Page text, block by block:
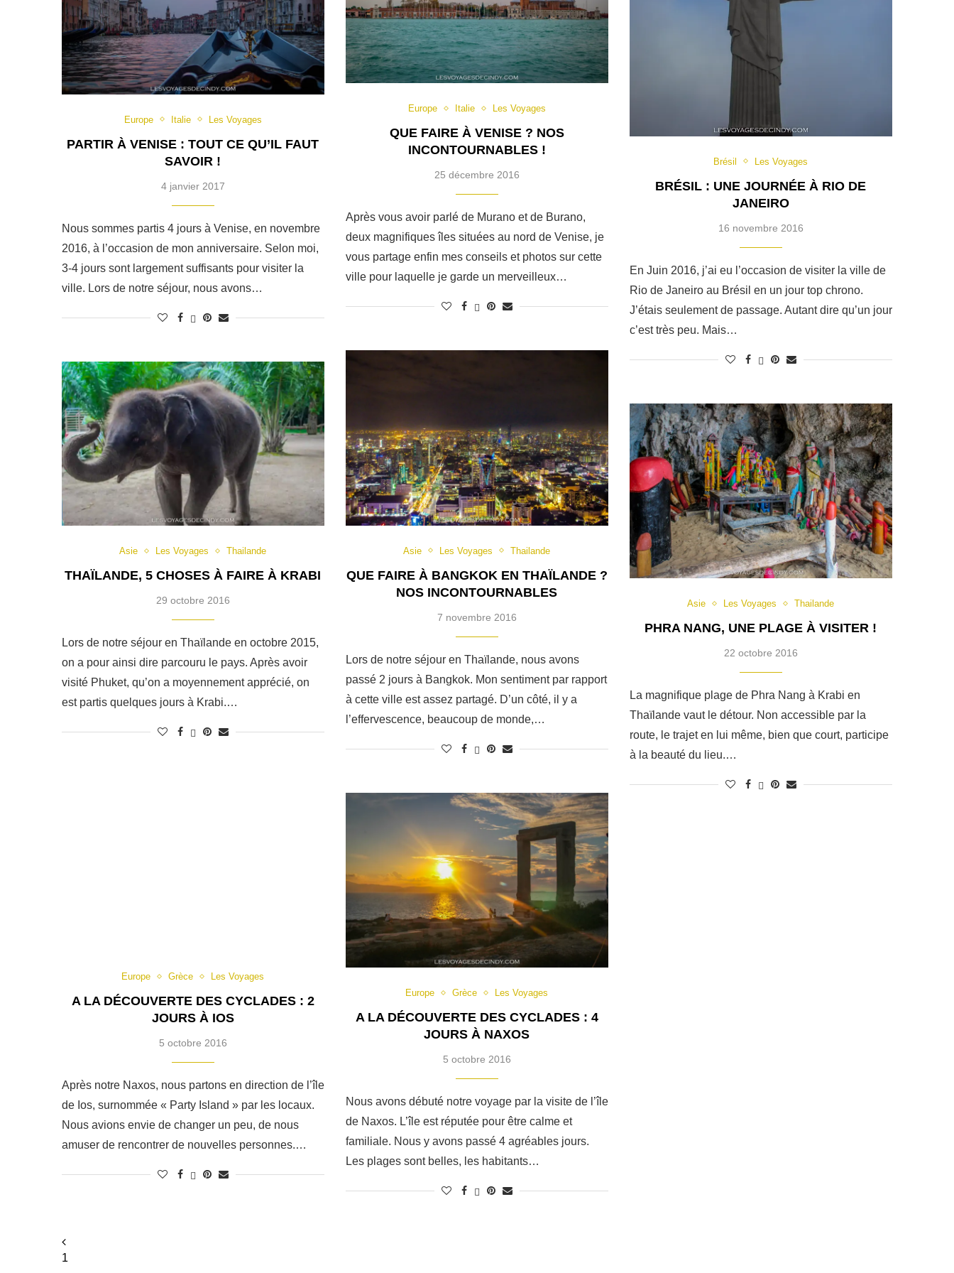
Europe Italie Les Voyages
PARTIR À VENISE : TOUT CE QU’IL FAUT
SAVOIR !
4 janvier 2017
Nous sommes partis 4 jours à Venise, en novembre
2016, à l’occasion de mon anniversaire. Selon moi,
3-4 jours sont largement suffisants pour visiter la
ville. Lors de notre séjour, nous avons…
Europe Italie Les Voyages
QUE FAIRE À VENISE ? NOS
INCONTOURNABLES !
25 décembre 2016
Après vous avoir parlé de Murano et de Burano,
deux magnifiques îles situées au nord de Venise, je
vous partage enfin mes conseils et photos sur cette
ville pour laquelle je garde un merveilleux…
Brésil Les Voyages
BRÉSIL : UNE JOURNÉE À RIO DE
JANEIRO
16 novembre 2016
En Juin 2016, j’ai eu l’occasion de visiter la ville de
Rio de Janeiro au Brésil en un jour top chrono.
J’étais seulement de passage. Autant dire qu’un jour
c’est très peu. Mais…
Asie Les Voyages Thailande
QUE FAIRE À BANGKOK EN THAÏLANDE ?
NOS INCONTOURNABLES
7 novembre 2016
Lors de notre séjour en Thaïlande, nous avons
passé 2 jours à Bangkok. Mon sentiment par rapport
à cette ville est assez partagé. D’un côté, il y a
l’effervescence, beaucoup de monde,…
Asie Les Voyages Thailande
THAÏLANDE, 5 CHOSES À FAIRE À KRABI
29 octobre 2016
Lors de notre séjour en Thaïlande en octobre 2015,
on a pour ainsi dire parcouru le pays. Après avoir
visité Phuket, qu’on a moyennement apprécié, on
est partis quelques jours à Krabi.…
Asie Les Voyages Thailande
PHRA NANG, UNE PLAGE À VISITER !
22 octobre 2016
La magnifique plage de Phra Nang à Krabi en
Thaïlande vaut le détour. Non accessible par la
route, le trajet en lui même, bien que court, participe
à la beauté du lieu.…
Europe Grèce Les Voyages
A LA DÉCOUVERTE DES CYCLADES : 2
JOURS À IOS
5 octobre 2016
Après notre Naxos, nous partons en direction de l’île
de Ios, surnommée « Party Island » par les locaux.
Nous avions envie de changer un peu, de nous
amuser de rencontrer de nouvelles personnes.…
Europe Grèce Les Voyages
A LA DÉCOUVERTE DES CYCLADES : 4
JOURS À NAXOS
5 octobre 2016
Nous avons débuté notre voyage par la visite de l’île
de Naxos. L’île est réputée pour être calme et
familiale. Nous y avons passé 4 agréables jours.
Les plages sont belles, les habitants…
1